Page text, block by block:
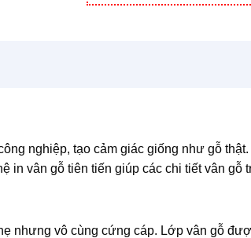
nghiệp, tạo cảm giác giống như gỗ
in vân gỗ tiên tiến giúp các chi tiết vân gỗ
nhưng vô cùng cứng cáp. Lớp vân gỗ